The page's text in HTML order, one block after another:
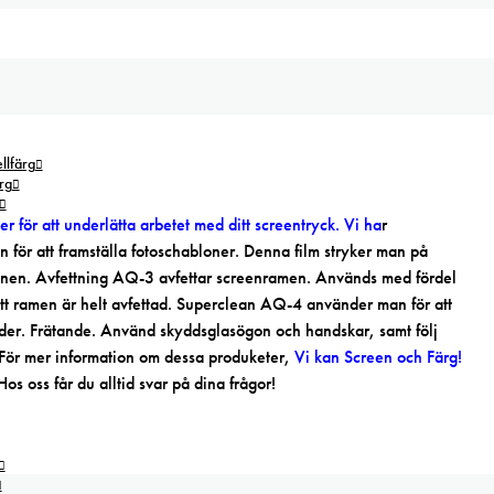
för att underlätta arbetet med ditt screentryck. Vi har
att framställa fotoschabloner. Denna film stryker man på
Avfettning AQ-3 avfettar screenramen. Används med fördel
är helt avfettad. Superclean AQ-4 använder man för att
Frätande. Använd skyddsglasögon och handskar, samt följ
mer information om dessa produketer, Vi kan Screen och Färg!
oss får du alltid svar på dina frågor!